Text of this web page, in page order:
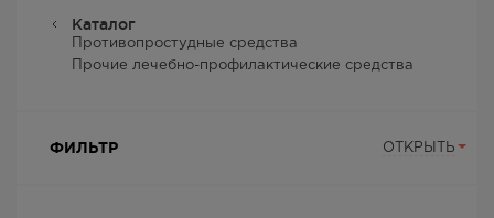
Каталог
Противопростудные средства
Прочие лечебно-профилактические средства
ФИЛЬТР ОТКРЫТЬ